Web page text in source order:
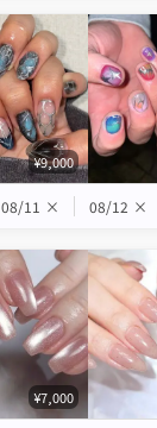
¥9,000
08/11 × 08/12 ×
¥7,000